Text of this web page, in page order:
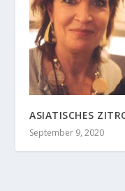
ASIATISCHES
September 9, 2020